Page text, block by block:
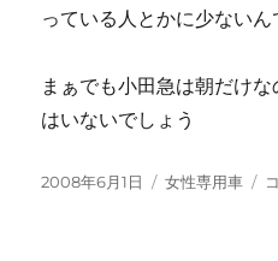
っている人とかに少ない
まぁでも小田急は朝だけ
はいないでしょう
投
2008年6月1日
カ
女性専用車
抗